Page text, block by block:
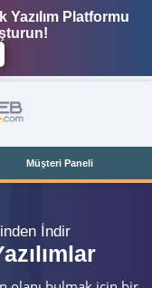
Platformu
Müşteri Paneli
İndir